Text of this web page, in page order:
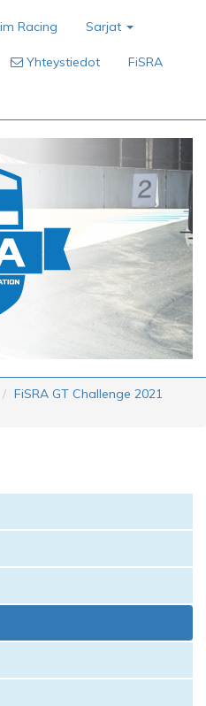
Racing Sarjat
Yhteystiedot FiSRA
FiSRA GT Challenge 2021